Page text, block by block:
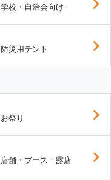
学校・自治会向け
防災用テント
お祭り
店舗・ブース・露店